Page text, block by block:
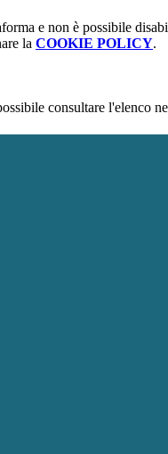
e non è possibile
la COOKIE POLICY.
consultare l'elenco